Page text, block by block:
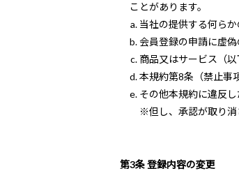
ことがあります。
当社の提供する何ら
会員登録の申請に虚
商品又はサービス（
本規約第8条（禁止事
その他本規約に違反
※但し、承認が取り消
第3条 登録内容の変更